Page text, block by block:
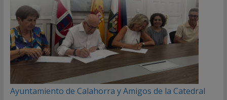
Ayuntamiento de Calahorra y Amigos de la Catedral